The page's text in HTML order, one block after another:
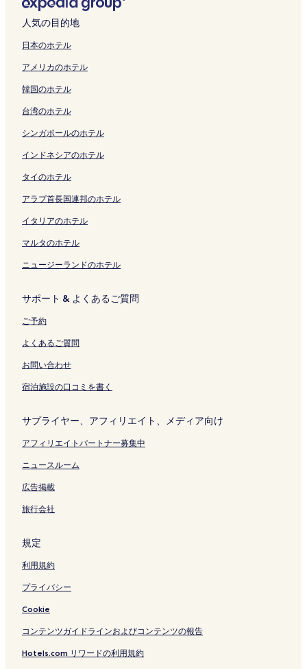
a
b
I
G
ペ
ー
ジ
を
く
ン
開
く
リ
ン
t
e
F
g
t
s
u
の
ー
を
く
リ
ン
ク
ー
ジ
を
開
リ
ク
開
く
リ
ン
ジ
を
開
く
ン
p
u
の
ペ
ジ
開
く
リ
ン
ー
ジ
を
開
リ
ク
ー
ジ
を
開
リ
ク
X
H
O
T
L
&
R
E
S
R
S
の
ペ
ー
ジ
開
ン
ク
ン
ク
の
ペ
ー
ジ
開
リ
ン
ク
く
リ
ン
ク
開
く
リ
ン
p
u
の
ペ
ジ
開
く
リ
ン
A
n
e
の
ー
ジ
を
開
リ
ク
e
p
u
ペ
ジ
を
開
く
ン
o
t
l
ペ
ジ
を
開
く
ン
H
o
e
H
y
a
s
h
の
ー
を
開
く
リ
ク
a
の
ペ
ー
を
く
リ
ン
ク
k
a
の
ー
を
開
く
リ
ク
s
u
k
n
ペ
ー
ジ
を
く
ン
人気の目的地
日本のホテル
アメリカのホテル
韓国のホテル
台湾のホテル
シンガポールのホテル
インドネシアのホテル
タイのホテル
アラブ首長国連邦のホテル
イタリアのホテル
マルタのホテル
ニュージーランドのホテル
サポート & よくあるご質問
ご予約
よくあるご質問
お問い合わせ
宿泊施設の口コミを書く
サプライヤー、アフィリエイト、メディア向け
アフィリエイトパートナー募集中
ニュースルーム
広告掲載
旅行会社
規定
利用規約
プライバシー
Cookie
コンテンツガイドラインおよびコンテンツの報告
Hotels.com リワードの利用規約